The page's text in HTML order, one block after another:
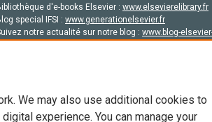
d'e-books Elsevier : www.elsevierelibrary.fr
special IFSI : www.generationelsevier.fr
notre actualité sur notre blog : www.blog-
We may also use additional cookies to
experience. You can manage your